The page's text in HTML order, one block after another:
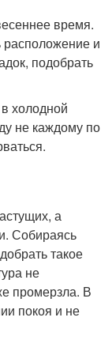
время.
расположение и
подобрать
холодной
не каждому по
а
Собираясь
такое
не
промерзла. В
покоя и не